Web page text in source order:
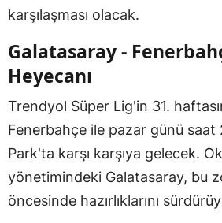
karşılaşması olacak.
Galatasaray -
Heyecanı
Trendyol Süper Lig'in 31.
Fenerbahçe ile pazar günü saat
Park'ta karşı karşıya gelecek.
yönetimindeki Galatasaray, bu
öncesinde hazırlıklarını